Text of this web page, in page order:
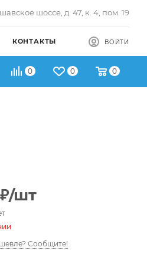
шоссе, д. 47, к. 4, пом. 19
КОНТАКТЫ ВОЙТИ
0 0 0
₽/шт
Сообщите!